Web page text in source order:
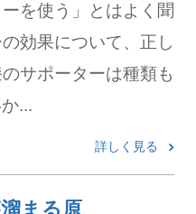
を使う」とはよく聞
効果について、正し
サポーターは種類も
...
詳しく見る